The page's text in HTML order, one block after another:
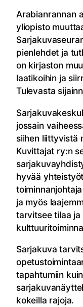
Arabianrannan
yliopisto
pienlehdet ja
on kirjaston
laatikoihin ja
Tulevasta
jossain
siihen liittyvistä
Kuvittajat ry:n
hyvää
toiminnanjohtaja
ja myös
tarvitsee tilaa ja
Sarjakuva
tapahtumiin
kokeilla rajoja.